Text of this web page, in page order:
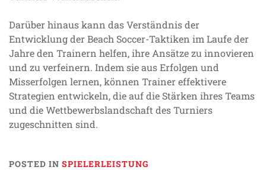
Darüber hinaus kann das Verständnis der
Entwicklung der Beach Soccer-Taktiken im Laufe der
Jahre den Trainern helfen, ihre Ansätze zu innovieren
und zu verfeinern. Indem sie aus Erfolgen und
Misserfolgen lernen, können Trainer effektivere
Strategien entwickeln, die auf die Stärken ihres Teams
und die Wettbewerbslandschaft des Turniers
zugeschnitten sind.
POSTED IN SPIELERLEISTUNG